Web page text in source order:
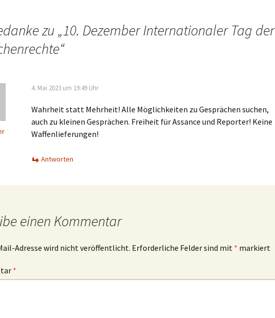
zu „10. Dezember Internationaler Tag der
“
4. Mai 2023 um 19:49 Uhr
Wahrheit statt Mehrheit! Alle Möglichkeiten zu Gesprächen suchen,
auch zu kleinen Gesprächen. Freiheit für Assance und Reporter! Keine
Waffenlieferungen!
Antworten
einen Kommentar
Adresse wird nicht veröffentlicht. Erforderliche Felder sind mit * markiert
*